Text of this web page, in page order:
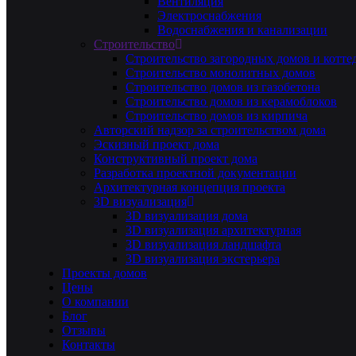
Электроснабжения
Водоснабжения и канализации
Строительство
Строительство загородных домов и
Строительство монолитных домов
Строительство домов из газобетона
Строительство домов из керамоблоков
Строительство домов из кирпича
Авторский надзор за строительством дома
Эскизный проект дома
Конструктивный проект дома
Разработка проектной документации
Архитектурная концепция проекта
3D визуализация
3D визуализация дома
3D визуализация архитектурная
3D визуализация ландшафта
3D визуализация экстерьера
Проекты домов
Цены
О компании
Блог
Отзывы
Контакты